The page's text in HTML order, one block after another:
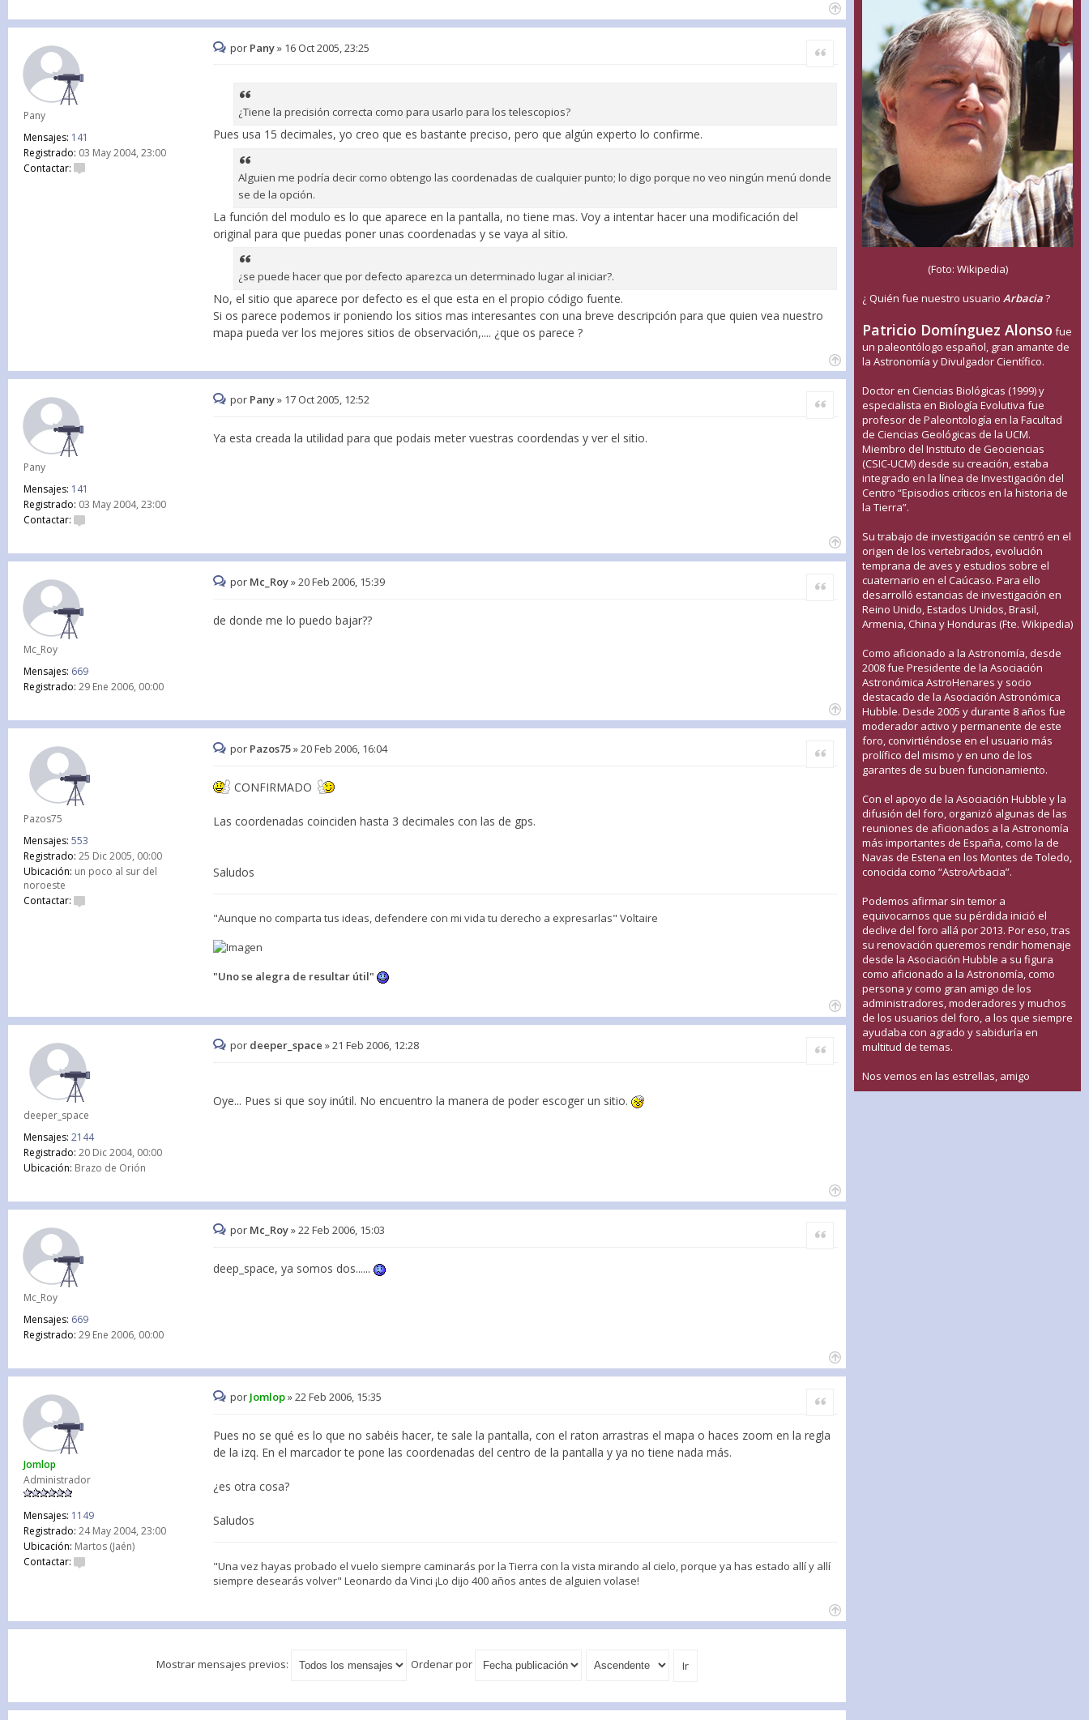
Pany
Mensajes: 141
Registrado: 03 May 2004, 23:00
Contactar:
Citar
por Pany» 16 Oct 2005, 23:25
¿Tiene la precisión correcta como para usarlo para los telescopios?
Pues usa 15 decimales, yo creo que es bastante preciso, pero que algún experto lo confirme.
Alguien me podría decir como obtengo las coordenadas de cualquier punto; lo digo porque no veo ningún menú donde
se de la opción.
La función del modulo es lo que aparece en la pantalla, no tiene mas. Voy a intentar hacer una modificación del
original para que puedas poner unas coordenadas y se vaya al sitio.
¿se puede hacer que por defecto aparezca un determinado lugar al iniciar?.
No, el sitio que aparece por defecto es el que esta en el propio código fuente.
Si os parece podemos ir poniendo los sitios mas interesantes con una breve descripción para que quien vea nuestro
mapa pueda ver los mejores sitios de observación,.... ¿que os parece ?
Pany
Mensajes: 141
Registrado: 03 May 2004, 23:00
Contactar:
Citar
por Pany» 17 Oct 2005, 12:52
Ya esta creada la utilidad para que podais meter vuestras coordendas y ver el sitio.
Mc_Roy
Mensajes: 669
Registrado: 29 Ene 2006, 00:00
Citar
por Mc_Roy»20 Feb 2006, 15:39
de donde me lo puedo bajar??
Pazos75
Mensajes: 553
Registrado: 25 Dic 2005, 00:00
Ubicación: un poco al sur del
noroeste
Contactar:
Citar
por Pazos75»20 Feb 2006, 16:04
CONFIRMADO
Las coordenadas coinciden hasta 3 decimales con las de gps.
Saludos
"Aunque no comparta tus ideas, defendere con mi vida tu derecho a expresarlas" Voltaire
"Uno se alegra de resultar útil"
deeper_space
Mensajes: 2144
Registrado: 20 Dic 2004, 00:00
Ubicación: Brazo de Orión
Citar
por deeper_space »21 Feb 2006, 12:28
Oye... Pues si que soy inútil. No encuentro la manera de poder escoger un sitio.
Mc_Roy
Mensajes: 669
Registrado: 29 Ene 2006, 00:00
Citar
por Mc_Roy»22 Feb 2006, 15:03
deep_space, ya somos dos......
Jomlop
Administrador
Mensajes: 1149
Registrado: 24 May 2004, 23:00
Ubicación: Martos (Jaén)
Contactar:
Citar
por Jomlop»22 Feb 2006, 15:35
Pues no se qué es lo que no sabéis hacer, te sale la pantalla, con el raton arrastras el mapa o haces zoom en la regla
de la izq. En el marcador te pone las coordenadas del centro de la pantalla y ya no tiene nada más.
¿es otra cosa?
Saludos
"Una vez hayas probado el vuelo siempre caminarás por la Tierra con la vista mirando al cielo, porque ya has estado allí y allí
siempre desearás volver" Leonardo da Vinci ¡Lo dijo 400 años antes de alguien volase!
Mostrar mensajes previos: Ordenar por
(Foto: Wikipedia)
¿ Quién fue nuestro usuario Arbacia?
Patricio Domínguez Alonso fue
un paleontólogo español, gran amante de
la Astronomía y Divulgador Científico.
Doctor en Ciencias Biológicas (1999) y
especialista en Biología Evolutiva fue
profesor de Paleontología en la Facultad
de Ciencias Geológicas de la UCM.
Miembro del Instituto de Geociencias
(CSIC-UCM) desde su creación, estaba
integrado en la línea de Investigación del
Centro “Episodios críticos en la historia de
la Tierra”.
Su trabajo de investigación se centró en el
origen de los vertebrados, evolución
temprana de aves y estudios sobre el
cuaternario en el Caúcaso. Para ello
desarrolló estancias de investigación en
Reino Unido, Estados Unidos, Brasil,
Armenia, China y Honduras (Fte. Wikipedia)
Como aficionado a la Astronomía, desde
2008 fue Presidente de la Asociación
Astronómica AstroHenares y socio
destacado de la Asociación Astronómica
Hubble. Desde 2005 y durante 8 años fue
moderador activo y permanente de este
foro, convirtiéndose en el usuario más
prolífico del mismo y en uno de los
garantes de su buen funcionamiento.
Con el apoyo de la Asociación Hubble y la
difusión del foro, organizó algunas de las
reuniones de aficionados a la Astronomía
más importantes de España, como la de
Navas de Estena en los Montes de Toledo,
conocida como “AstroArbacia”.
Podemos afirmar sin temor a
equivocarnos que su pérdida inició el
declive del foro allá por 2013. Por eso, tras
su renovación queremos rendir homenaje
desde la Asociación Hubble a su figura
como aficionado a la Astronomía, como
persona y como gran amigo de los
administradores, moderadores y muchos
de los usuarios del foro, a los que siempre
ayudaba con agrado y sabiduría en
multitud de temas.
Nos vemos en las estrellas, amigo